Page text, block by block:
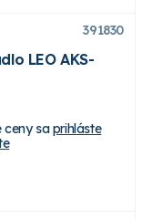
391830
LEO AKS-
ceny saprihláste